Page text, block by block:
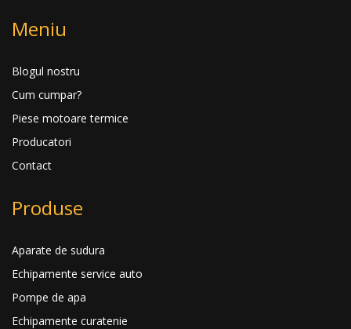
Meniu
Blogul nostru
Cum cumpar?
Piese motoare termice
Producatori
Contact
Produse
Aparate de sudura
Echipamente service auto
Pompe de apa
Echipamente curatenie